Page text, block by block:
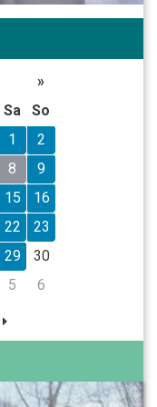
»
Sa
So
1
2
8
9
15
16
22
23
29
30
5 6